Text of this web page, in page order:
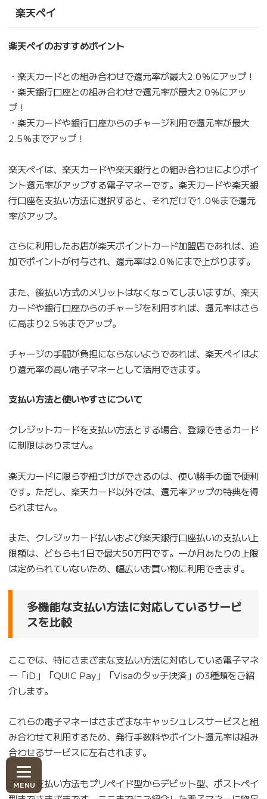
楽天ペイ
楽天ペイのおすすめポイント
・楽天カードとの組み合わせで還元率が最大2.0％にアップ！
・楽天銀行口座との組み合わせで還元率が最大2.0％にアッ
プ！
・楽天カードや銀行口座からのチャージ利用で還元率が最大
2.5％までアップ！
楽天ペイは、楽天カードや楽天銀行との組み合わせによりポイ
ント還元率がアップする電子マネーです。楽天カードや楽天銀
行口座を支払い方法に選択すると、それだけで1.0％まで還元
率がアップ。
さらに利用したお店が楽天ポイントカード加盟店であれば、追
加でポイントが付与され、還元率は2.0％にまで上がります。
また、後払い方式のメリットはなくなってしまいますが、楽天
カードや銀行口座からのチャージを利用すれば、還元率はさら
に高まり2.5％までアップ。
チャージの手間が負担にならないようであれば、楽天ペイはよ
り還元率の高い電子マネーとして活用できます。
支払い方法と使いやすさについて
クレジットカードを支払い方法とする場合、登録できるカード
に制限はありません。
楽天カードに限らず紐づけができるのは、使い勝手の面で便利
です。ただし、楽天カード以外では、還元率アップの特典を得
られません。
また、クレジッカード払いおよび楽天銀行口座払いの支払い上
限額は、どちらも1日で最大50万円です。一か月あたりの上限
は定められていないため、幅広いお買い物に利用できます。
多機能な支払い方法に対応しているサービ
スを比較
ここでは、特にさまざまな支払い方法に対応している電子マネ
ー「iD」「QUIC Pay」「Visaのタッチ決済」の3種類をご紹
介します。
これらの電子マネーはさまざまなキャッシュレスサービスと組
み合わせて利用するため、発行手数料やポイント還元率は組み
合わせるサービスに左右されます。
また、支払い方法もプリペイド型からデビット型、ポストペイ